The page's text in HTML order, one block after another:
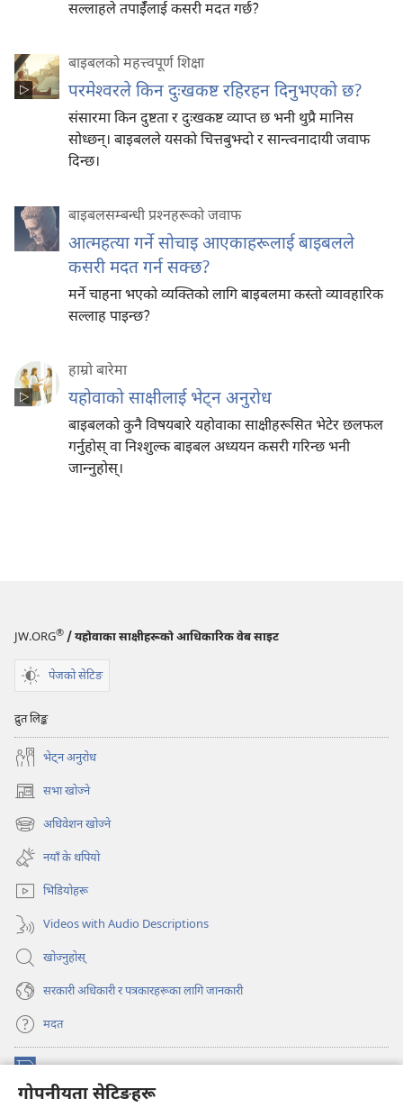
गोपनीयता सेटिङहरू
सल्लाहले तपाईँलाई कसरी मदत गर्छ?
बाइबलको महत्त्वपूर्ण शिक्षा
परमेश्‍वरले किन दुःखकष्ट रहिरहन दिनुभएको छ?
संसारमा किन दुष्टता र दुःखकष्ट व्याप्त छ भनी थुप्रै मानिस
सोध्छन्‌। बाइबलले यसको चित्तबुझ्दो र सान्त्वनादायी जवाफ
दिन्छ।
बाइबलसम्बन्धी प्रश्‍नहरूको जवाफ
आत्महत्या गर्ने सोचाइ आएकाहरूलाई बाइबलले
कसरी मदत गर्न सक्छ?
मर्ने चाहना भएको व्यक्‍तिको लागि बाइबलमा कस्तो व्यावहारिक
सल्लाह पाइन्छ?
हाम्रो बारेमा
यहोवाको साक्षीलाई भेट्‌न अनुरोध
बाइबलको कुनै विषयबारे यहोवाका साक्षीहरूसित भेटेर छलफल
गर्नुहोस्‌ वा निश्‍शुल्क बाइबल अध्ययन कसरी गरिन्छ भनी
जान्‍नुहोस्‌।
JW.ORG® / यहोवाका साक्षीहरूको आधिकारिक वेब साइट
पेजको सेटिङ
द्रुत लिङ्क
भेट्‌न अनुरोध
सभा खोज्ने
(ब्राउजरको
अर्को
ट्याबमा
नयाँ
पृष्ठ
खुल्नेछ)
अधिवेशन खोज्ने
(ब्राउजरको
अर्को
ट्याबमा
नयाँ
पृष्ठ
खुल्नेछ)
नयाँ के थपियो
भिडियोहरू
Videos with Audio Descriptions
खोज्नुहोस्‌
सरकारी अधिकारी र पत्रकारहरूका लागि जानकारी
मदत
अर्को